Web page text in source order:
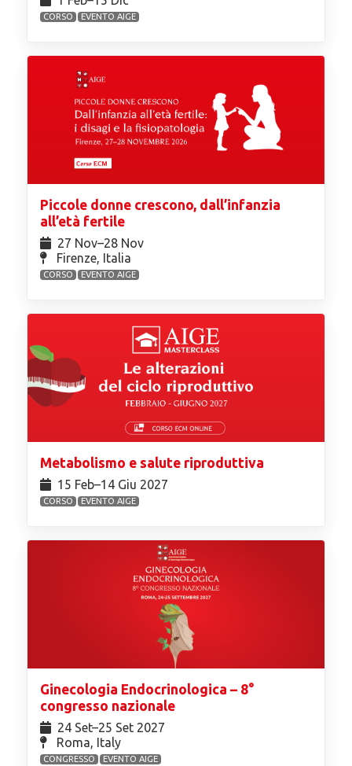
CORSO EVENTO AIGE
Piccole donne crescono, dall’infanzia
all’età fertile
27 Nov⁠–28 Nov
Firenze, Italia
CORSO EVENTO AIGE
Metabolismo e salute riproduttiva
15 Feb⁠–14 Giu 2027
CORSO EVENTO AIGE
Ginecologia Endocrinologica – 8°
congresso nazionale
24 Set⁠–25 Set 2027
Roma, Italy
CONGRESSO EVENTO AIGE